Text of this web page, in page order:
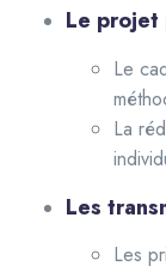
Le projet
Le
La
Les
Les